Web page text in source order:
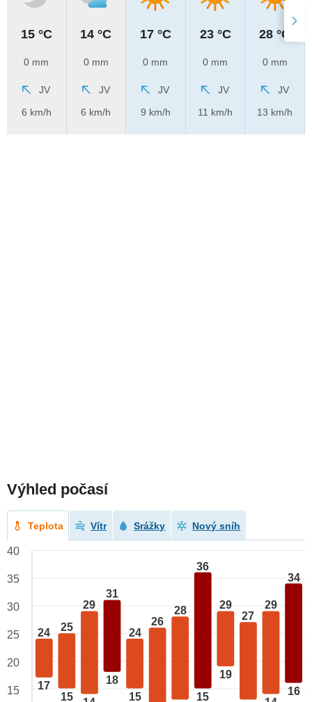
15 °C
0 mm
JV
6 km/h
14 °C
0 mm
JV
6 km/h
17 °C
0 mm
JV
9 km/h
23 °C
0 mm
JV
11 km/h
28 °C
0 mm
JV
13 km/h
Výhled počasí
Teplota Vítr Srážky Nový sníh
24
17
25
15
29
31
18
24
15
26
28
36
15
29
19
27
29
34
16
40
35
30
25
20
15